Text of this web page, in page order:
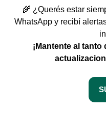
🌾 ¿Querés estar
WhatsApp y recibí
¡Mantente al